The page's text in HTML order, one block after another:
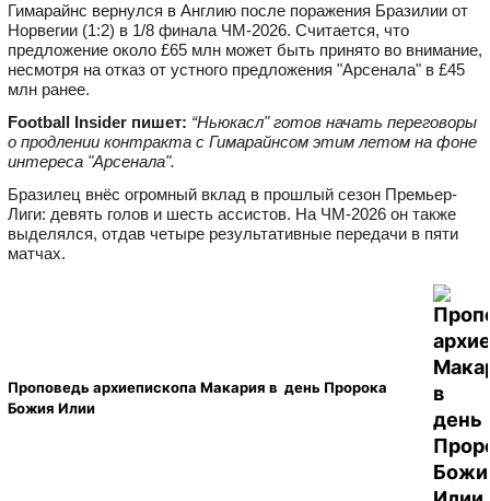
Гимарайнс вернулся в Англию после поражения Бразилии от
Норвегии (1:2) в 1/8 финала ЧМ-2026. Считается, что
предложение около £65 млн может быть принято во внимание,
несмотря на отказ от устного предложения "Арсенала" в £45
млн ранее.
Football Insider пишет: “Ньюкасл" готов начать переговоры
о продлении контракта с Гимарайнсом этим летом на фоне
интереса "Арсенала".
Бразилец внёс огромный вклад в прошлый сезон Премьер-
Лиги: девять голов и шесть ассистов. На ЧМ-2026 он также
выделялся, отдав четыре результативные передачи в пяти
матчах.
Проповедь архиепископа Макария в день Пророка
Божия Илии